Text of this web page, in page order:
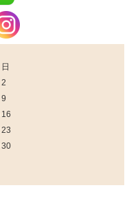
日
2
9
16
23
30